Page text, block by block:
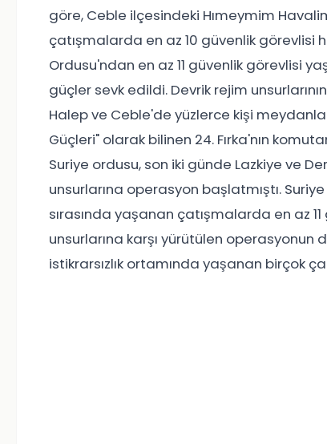
göre, Ceble ilçesindeki Hımeymim
çatışmalarda en az 10 güvenlik görevlisi
Ordusu'ndan en az 11 güvenlik görevlisi
güçler sevk edildi. Devrik rejim
Halep ve Ceble'de yüzlerce kişi
Güçleri" olarak bilinen 24. Fırka'nın
Suriye ordusu, son iki günde Lazkiye ve
unsurlarına operasyon başlatmıştı.
sırasında yaşanan çatışmalarda en az
unsurlarına karşı yürütülen
istikrarsızlık ortamında yaşanan birçok